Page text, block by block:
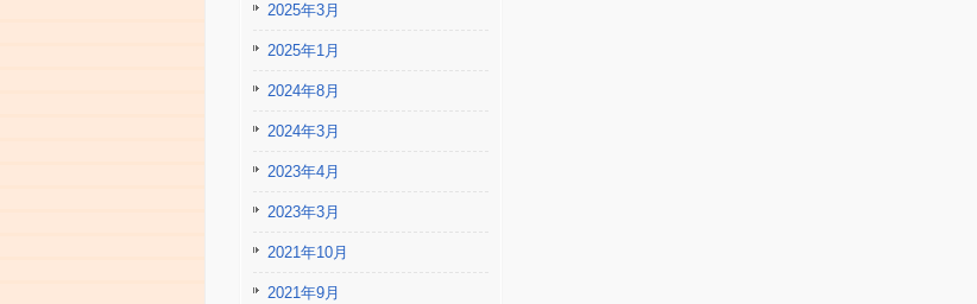
2025年3月
2025年1月
2024年8月
2024年3月
2023年4月
2023年3月
2021年10月
2021年9月